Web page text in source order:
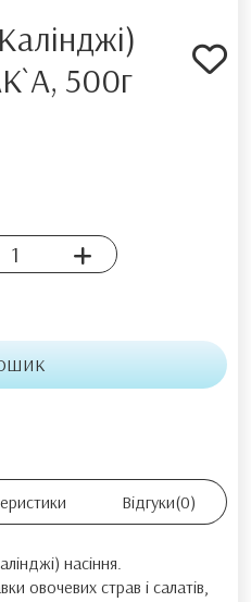
500г
Відгуки(0)
насіння.
овочевих страв і салатів,